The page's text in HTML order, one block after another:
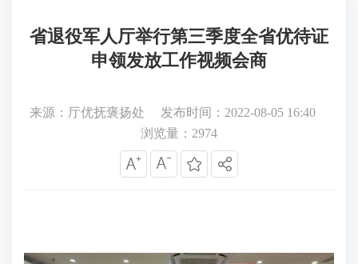
省退役军人厅举行第三季度全省优待证
申领发放工作视频会商
来源：厅优抚褒扬处
发布时间：2022-08-05 16:40
浏览量： 2974